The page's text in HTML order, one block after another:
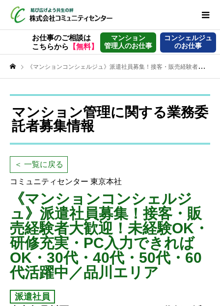
お仕事のご相談は
こちらから 【無料】
マンション
管理人のお仕事
コンシェルジュ
のお仕事
《マンションコンシェルジュ》派遣社員募集！接客・販売経験者大歓迎！未経験OK・研修充実・PC入力できればOK・30代・40代・50代・60代活躍中／品川エリア
マンション管理に関する業務委
託者募集情報
＜ 一覧に戻る
コミュニティセンター 東京本社
《マンションコンシェルジ
ュ》派遣社員募集！接客・販
売経験者大歓迎！未経験OK・
研修充実・PC入力できれば
OK・30代・40代・50代・60
代活躍中／品川エリア
派遣社員